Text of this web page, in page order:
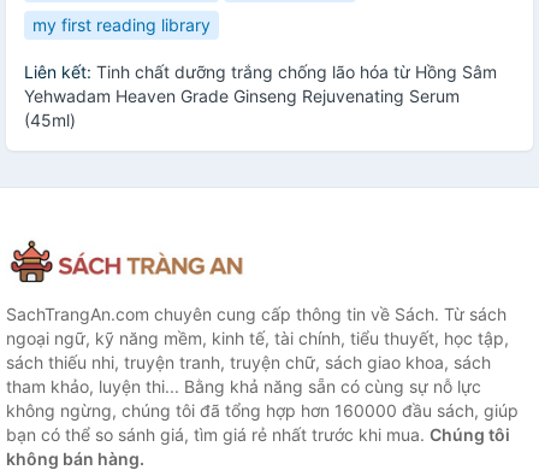
my first reading library
Liên kết: Tinh chất dưỡng trắng chống lão hóa từ Hồng Sâm
Yehwadam Heaven Grade Ginseng Rejuvenating Serum
(45ml)
SachTrangAn.com chuyên cung cấp thông tin về Sách. Từ sách
ngoại ngữ, kỹ năng mềm, kinh tế, tài chính, tiểu thuyết, học tập,
sách thiếu nhi, truyện tranh, truyện chữ, sách giao khoa, sách
tham khảo, luyện thi... Bằng khả năng sẵn có cùng sự nỗ lực
không ngừng, chúng tôi đã tổng hợp hơn 160000 đầu sách, giúp
bạn có thể so sánh giá, tìm giá rẻ nhất trước khi mua. Chúng tôi
không bán hàng.